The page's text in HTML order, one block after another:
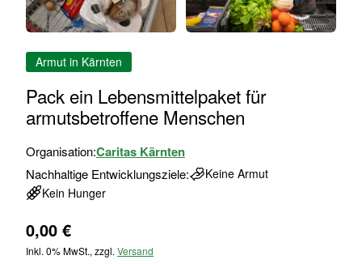
Anfang
der
Bildgalerie
springen
Armut in Kärnten
Pack ein Lebensmittelpaket für
armutsbetroffene Menschen
Organisation:Caritas Kärnten
Nachhaltige Entwicklungsziele:
Keine Armut
Kein Hunger
0,00 €
Inkl. 0% MwSt., zzgl. Versand